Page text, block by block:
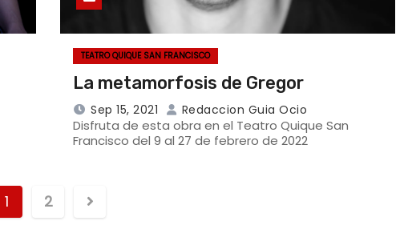
TEATRO QUIQUE SAN FRANCISCO
La metamorfosis de Gregor
Sep 15, 2021 Redaccion Guia Ocio
Disfruta de esta obra en el Teatro Quique San
Francisco del 9 al 27 de febrero de 2022
1 2